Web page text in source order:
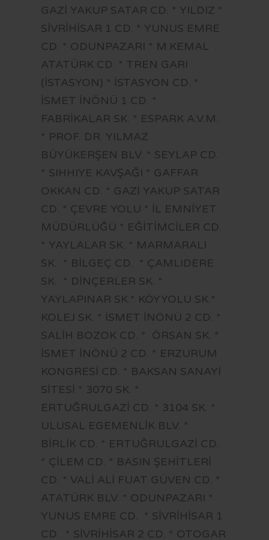
GAZİ YAKUP SATAR CD. * YILDIZ *
SİVRİHİSAR 1 CD. * YUNUS EMRE
CD. * ODUNPAZARI * M.KEMAL
ATATÜRK CD. * TREN GARI
(İSTASYON) * İSTASYON CD. *
İSMET İNÖNÜ 1 CD. *
FABRİKALAR SK. * ESPARK A.V.M.
* PROF. DR. YILMAZ
BÜYÜKERŞEN BLV. * SEYLAP CD.
* SIHHIYE KAVŞAĞI * GAFFAR
OKKAN CD. * GAZİ YAKUP SATAR
CD. * ÇEVRE YOLU * İL EMNİYET
MÜDÜRLÜĞÜ * EĞİTİMCİLER CD.
* YAYLALAR SK. * MARMARALI
SK. * BİLGEÇ CD. * ÇAMLIDERE
SK. * DİNÇERLER SK. *
YAYLAPINAR SK.* KÖYYOLU SK.*
KOLEJ SK. * İSMET İNÖNÜ 2 CD. *
SALİH BOZOK CD. * ÖRSAN SK. *
İSMET İNÖNÜ 2 CD. * ERZURUM
KONGRESİ CD. * BAKSAN SANAYİ
SİTESİ * 3070 SK. *
ERTUĞRULGAZİ CD. * 3104 SK. *
ULUSAL EGEMENLİK BLV. *
BİRLİK CD. * ERTUĞRULGAZİ CD.
* ÇİLEM CD. * BASIN ŞEHİTLERİ
CD. * VALİ ALİ FUAT GÜVEN CD. *
ATATÜRK BLV. * ODUNPAZARI *
YUNUS EMRE CD. * SİVRİHİSAR 1
CD. * SİVRİHİSAR 2 CD. * OTOGAR